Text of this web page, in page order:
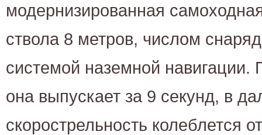
модернизированная
ствола 8 метров, числом
системой наземной навигации.
она выпускает за 9 секунд, в
скорострельность колеблется